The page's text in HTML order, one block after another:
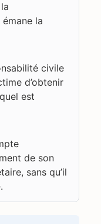
la
civile
d’obtenir
est
de son
sans qu’il